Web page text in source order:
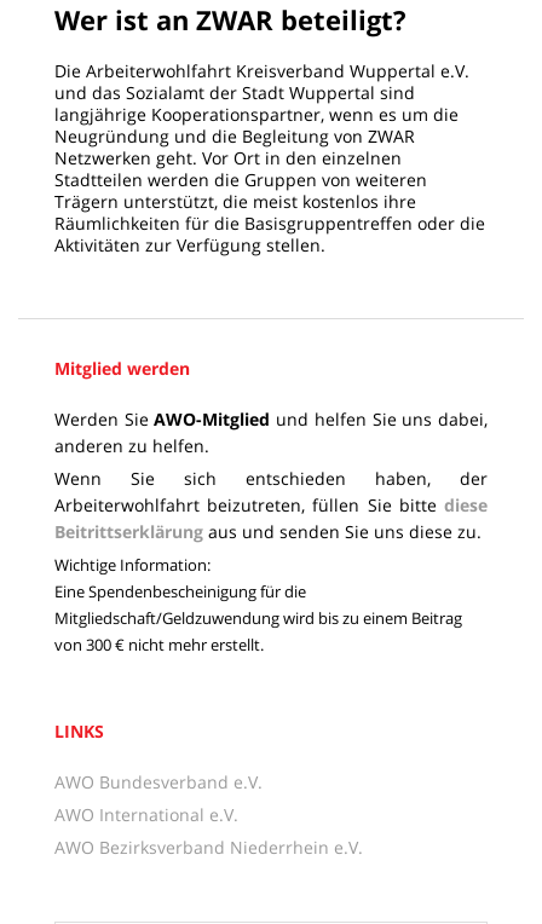
Wer ist an ZWAR beteiligt?
Die Arbeiterwohlfahrt Kreisverband Wuppertal e.V.
und das Sozialamt der Stadt Wuppertal sind
langjährige Kooperationspartner, wenn es um die
Neugründung und die Begleitung von ZWAR
Netzwerken geht. Vor Ort in den einzelnen
Stadtteilen werden die Gruppen von weiteren
Trägern unterstützt, die meist kostenlos ihre
Räumlichkeiten für die Basisgruppentreffen oder die
Aktivitäten zur Verfügung stellen.
Mitglied werden
Werden SieAWO-Mitglied und helfen Sie uns dabei,
anderen zu helfen.
Wenn Sie sich entschieden haben, der
Arbeiterwohlfahrt beizutreten, füllen Sie bitte diese
Beitrittserklärung aus und senden Sie uns diese zu.
Wichtige Information:
Eine Spendenbescheinigung für die
Mitgliedschaft/Geldzuwendung wird bis zu einem Beitrag
von 300 € nicht mehr erstellt.
LINKS
AWO Bundesverband e.V.
AWO International e.V.
AWO Bezirksverband Niederrhein e.V.